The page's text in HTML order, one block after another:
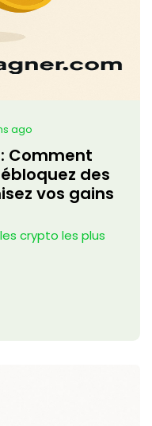
ago
Comment
des
vos gains
crypto les plus